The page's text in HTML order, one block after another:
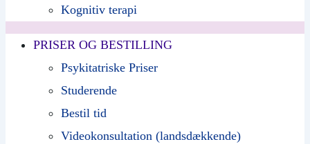
Kognitiv terapi
PRISER OG BESTILLING
Psykitatriske Priser
Studerende
Bestil tid
Videokonsultation (landsdækkende)